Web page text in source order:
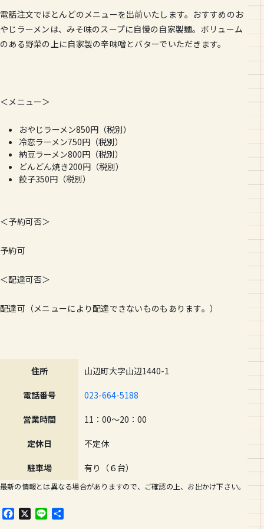
電話注文でほとんどのメニューを出前いたします。おすすめのお
や じラーメンは、みそ味のスープに自慢の自家製麺。ボリューム
のある野菜の上に自家製の辛味噌とバターでいただきます。
＜メニュー＞
おやじラーメン850円（税別）
冷恋ラーメン750円（税別）
納豆ラーメン800円（税別）
どんどん焼き200円（税別）
餃子350円（税別）
＜予約可否＞
予約可
＜配達可否＞
配達可（メニューにより配達できないものもあります。）
住所 山辺町大字山辺1440-1
電話番号 023-664-5188
営業時間 11：00～20：00
定休日 不定休
駐車場 有り（６台）
最新の情報とは異なる場合がありますので、ご確認の上、お出かけ下さい。
F
X
L